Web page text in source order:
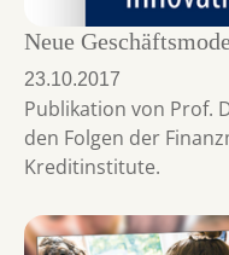
Neue
23.10.2017
Publikation von Prof.
den Folgen der
Kreditinstitute.